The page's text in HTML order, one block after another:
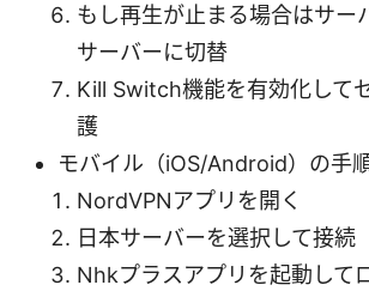
もし再生が止まる場合はサー
サーバーに切替
Kill Switch機能を有効化して
護
モバイル（iOS/Android）の手
NordVPNアプリを開く
日本サーバーを選択して接続
Nhkプラスアプリを起動して